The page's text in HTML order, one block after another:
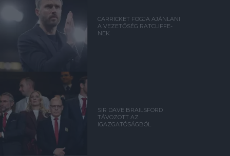
CARRICKET FOGJA AJÁNLANI
A VEZETŐSÉG RATCLIFFE-
NEK
SIR DAVE BRAILSFORD
TÁVOZOTT AZ
IGAZGATÓSÁGBÓL